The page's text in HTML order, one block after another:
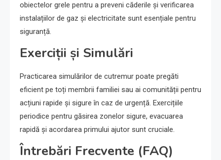
obiectelor grele pentru a preveni căderile și verificarea
instalațiilor de gaz și electricitate sunt esențiale pentru
siguranță.
Exerciții și Simulări
Practicarea simulărilor de cutremur poate pregăti
eficient pe toți membrii familiei sau ai comunității pentru
acțiuni rapide și sigure în caz de urgență. Exercițiile
periodice pentru găsirea zonelor sigure, evacuarea
rapidă și acordarea primului ajutor sunt cruciale.
Întrebări Frecvente (FAQ)